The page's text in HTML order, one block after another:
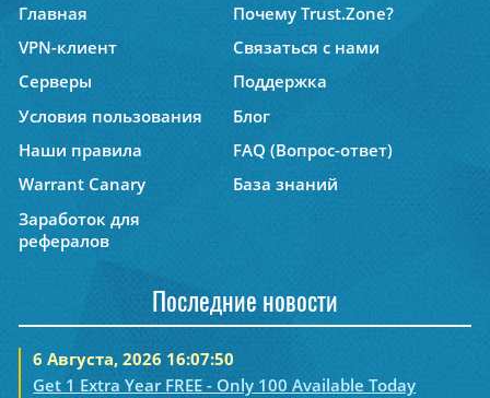
Главная
Почему Trust.Zone?
VPN-клиент
Связаться с нами
Серверы
Поддержка
Условия пользования
Блог
Наши правила
FAQ (Вопрос-ответ)
Warrant Canary
База знаний
Заработок для
рефералов
Последние новости
6 Августа, 2026 16:07:50
Get 1 Extra Year FREE - Only 100 Available Today